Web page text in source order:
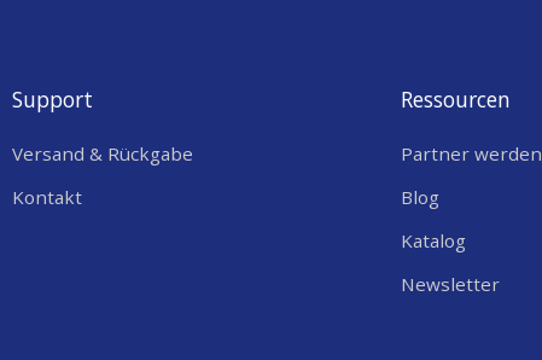
Support
Versand & Rückgabe
Kontakt
Ressourcen
Partner werden
Blog
Katalog
Newsletter